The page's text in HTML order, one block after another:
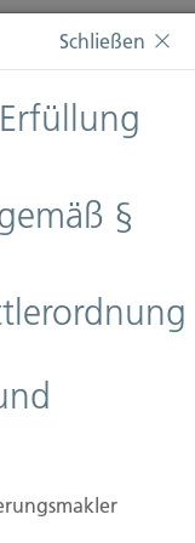
Sie weiterhin
SeiteDatenschutz
anzeigen
Schließen
§